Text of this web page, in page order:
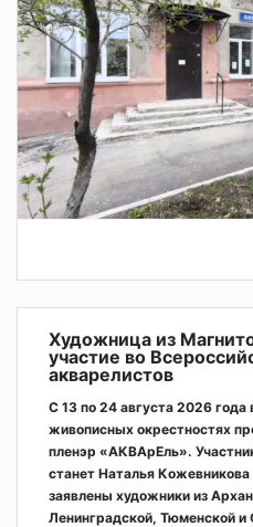
Художница из
участие во
акварелистов
С 13 по 24 августа 2026
живописных окрестностях
пленэр «АКВАрЕль».
станет Наталья
заявлены художники из
Ленинградской, Тюменской и